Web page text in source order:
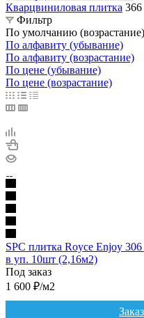
Кварцвиниловая плитка 366
Фильтр
По умолчанию (возрастание)
По алфавиту (убывание)
По алфавиту (возрастание)
По цене (убывание)
По цене (возрастание)
SPC плитка Royce Enjoy
в уп. 10шт (2,16м2)
Под заказ
1 600 ₽/м2